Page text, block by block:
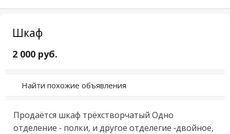
Шкаф
2 000 руб.
Найти похожие объявления
Продаётся шкаф трёхстворчатый Одно
отделение - полки, и другое отделегие -двойное,